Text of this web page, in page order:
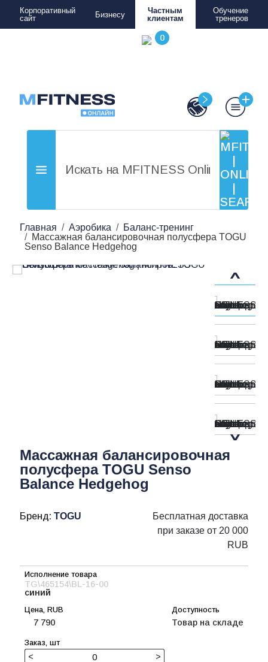
Корпоративный
сайт
Бизнесу
Частным
клиентам
Обучение
тренеров
Главная Аэробика
Баланс-тренинг
Массажная балансировочная полусфера TOGU
Senso Balance Hedgehog
Массажная балансировочная
полусфера TOGU Senso
Balance Hedgehog
Бренд: TOGU
Бесплатная доставка
при заказе от 20 000
RUB
TG\465154\BL-16-00
синий
7 790 Товар на складе
< >